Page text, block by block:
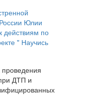
Юлии
действиям по
" Научись